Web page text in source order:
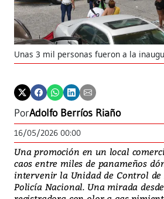
Unas 3 mil personas fueron a la
PorAdolfo Berríos Riaño
16/05/2026 00:00
Una promoción en un local
caos entre miles de panameños
intervenir la Unidad de Control de
Policía Nacional. Una mirada